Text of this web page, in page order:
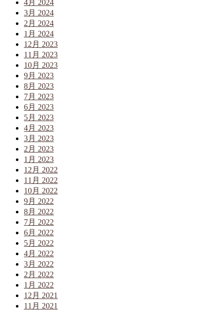
4月 2024
3月 2024
2月 2024
1月 2024
12月 2023
11月 2023
10月 2023
9月 2023
8月 2023
7月 2023
6月 2023
5月 2023
4月 2023
3月 2023
2月 2023
1月 2023
12月 2022
11月 2022
10月 2022
9月 2022
8月 2022
7月 2022
6月 2022
5月 2022
4月 2022
3月 2022
2月 2022
1月 2022
12月 2021
11月 2021